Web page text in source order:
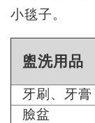
小毯子。
盥洗用品
牙刷、牙膏
臉盆